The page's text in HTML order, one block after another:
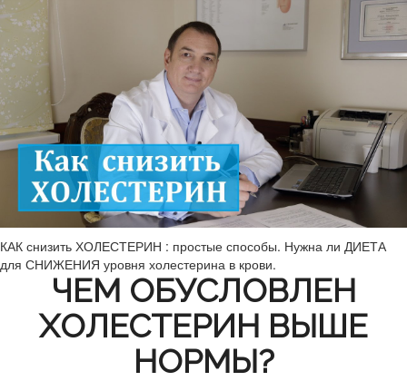
КАК снизить ХОЛЕСТЕРИН : простые способы. Нужна ли ДИЕТА
для СНИЖЕНИЯ уровня холестерина в крови.
ЧЕМ ОБУСЛОВЛЕН
ХОЛЕСТЕРИН ВЫШЕ
НОРМЫ?